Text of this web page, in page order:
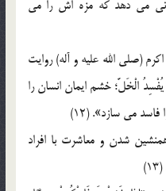
مى دهد كه مزه اش را مى
(صلى الله عليه و آله) روايت
الْخَلَّ؛ خشم ايمان انسان را
مى سازد». (12)
شدن و معاشرت با افراد